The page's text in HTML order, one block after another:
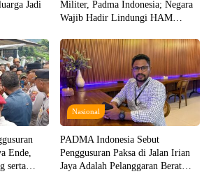
Jadi
Militer, Padma Indonesia; Negara
Wajib Hadir Lindungi HAM
Ende,
serta
Nasional
PADMA Indonesia Sebut
Penggusuran Paksa di Jalan Irian
Jaya Adalah Pelanggaran Berat